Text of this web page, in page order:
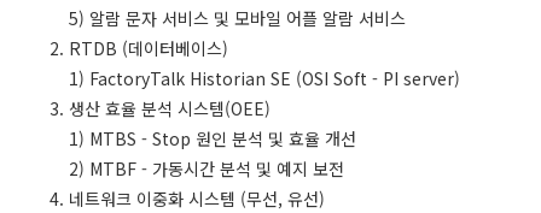
5) 알람 문자 서비스 및 모바일 어플 알람 서비스
2. RTDB (데이터베이스)
1) FactoryTalk Historian SE (OSI Soft - PI server)
3. 생산 효율 분석 시스템(OEE)
1) MTBS - Stop 원인 분석 및 효율 개선
2) MTBF - 가동시간 분석 및 예지 보전
4. 네트워크 이중화 시스템 (무선, 유선)